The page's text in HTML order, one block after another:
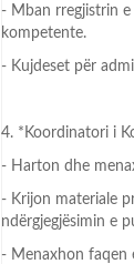
- Mban rregjistrin
kompetente.
- Kujdeset për
4. *Koordinatori i
- Harton dhe
- Krijon materiale
ndërgjegjësimin e
- Menaxhon faqen